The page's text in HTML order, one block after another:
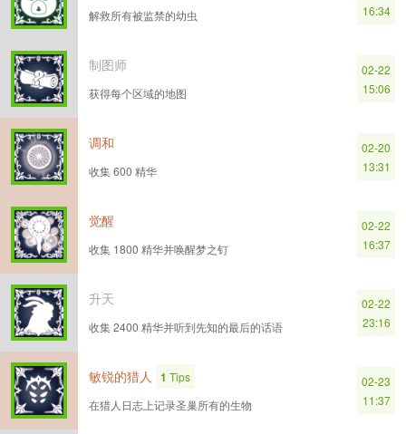
解救所有被监禁的幼虫
16:34
制图师
获得每个区域的地图
02-22
15:06
调和
收集 600 精华
02-20
13:31
觉醒
收集 1800 精华并唤醒梦之钉
02-22
16:37
升天
收集 2400 精华并听到先知的最后的话语
02-22
23:16
敏锐的猎人 1 Tips
在猎人日志上记录圣巢所有的生物
02-23
11:37